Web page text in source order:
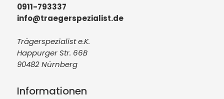
0911-793337
info@traegerspezialist.de
Trägerspezialist e.K.
Happurger Str. 66B
90482 Nürnberg
Informationen